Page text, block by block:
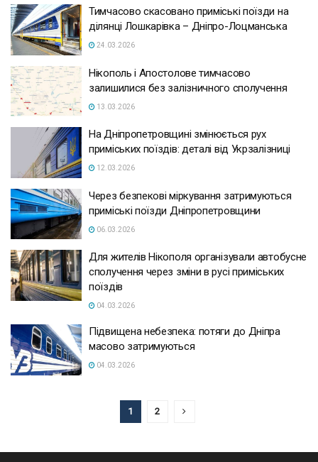
Тимчасово скасовано приміські поїзди на
ділянці Лошкарівка – Дніпро-Лоцманська
24.03.2026
Нікополь і Апостолове тимчасово
залишилися без залізничного сполучення
13.03.2026
На Дніпропетровщині змінюється рух
приміських поїздів: деталі від Укрзалізниці
12.03.2026
Через безпекові міркування затримуються
приміські поїзди Дніпропетровщини
06.03.2026
Для жителів Нікополя організували автобусне
сполучення через зміни в русі приміських
поїздів
04.03.2026
Підвищена небезпека: потяги до Дніпра
масово затримуються
04.03.2026
1 2